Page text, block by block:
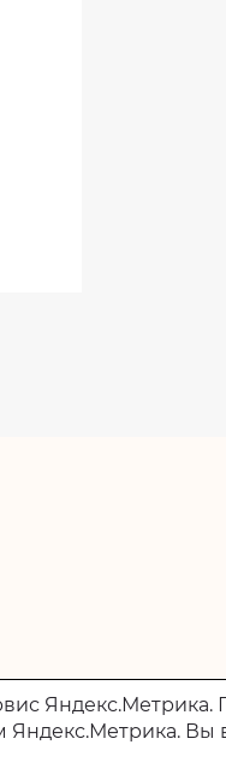
442830, Пензенская
Яндекс.Метрика.
Вы